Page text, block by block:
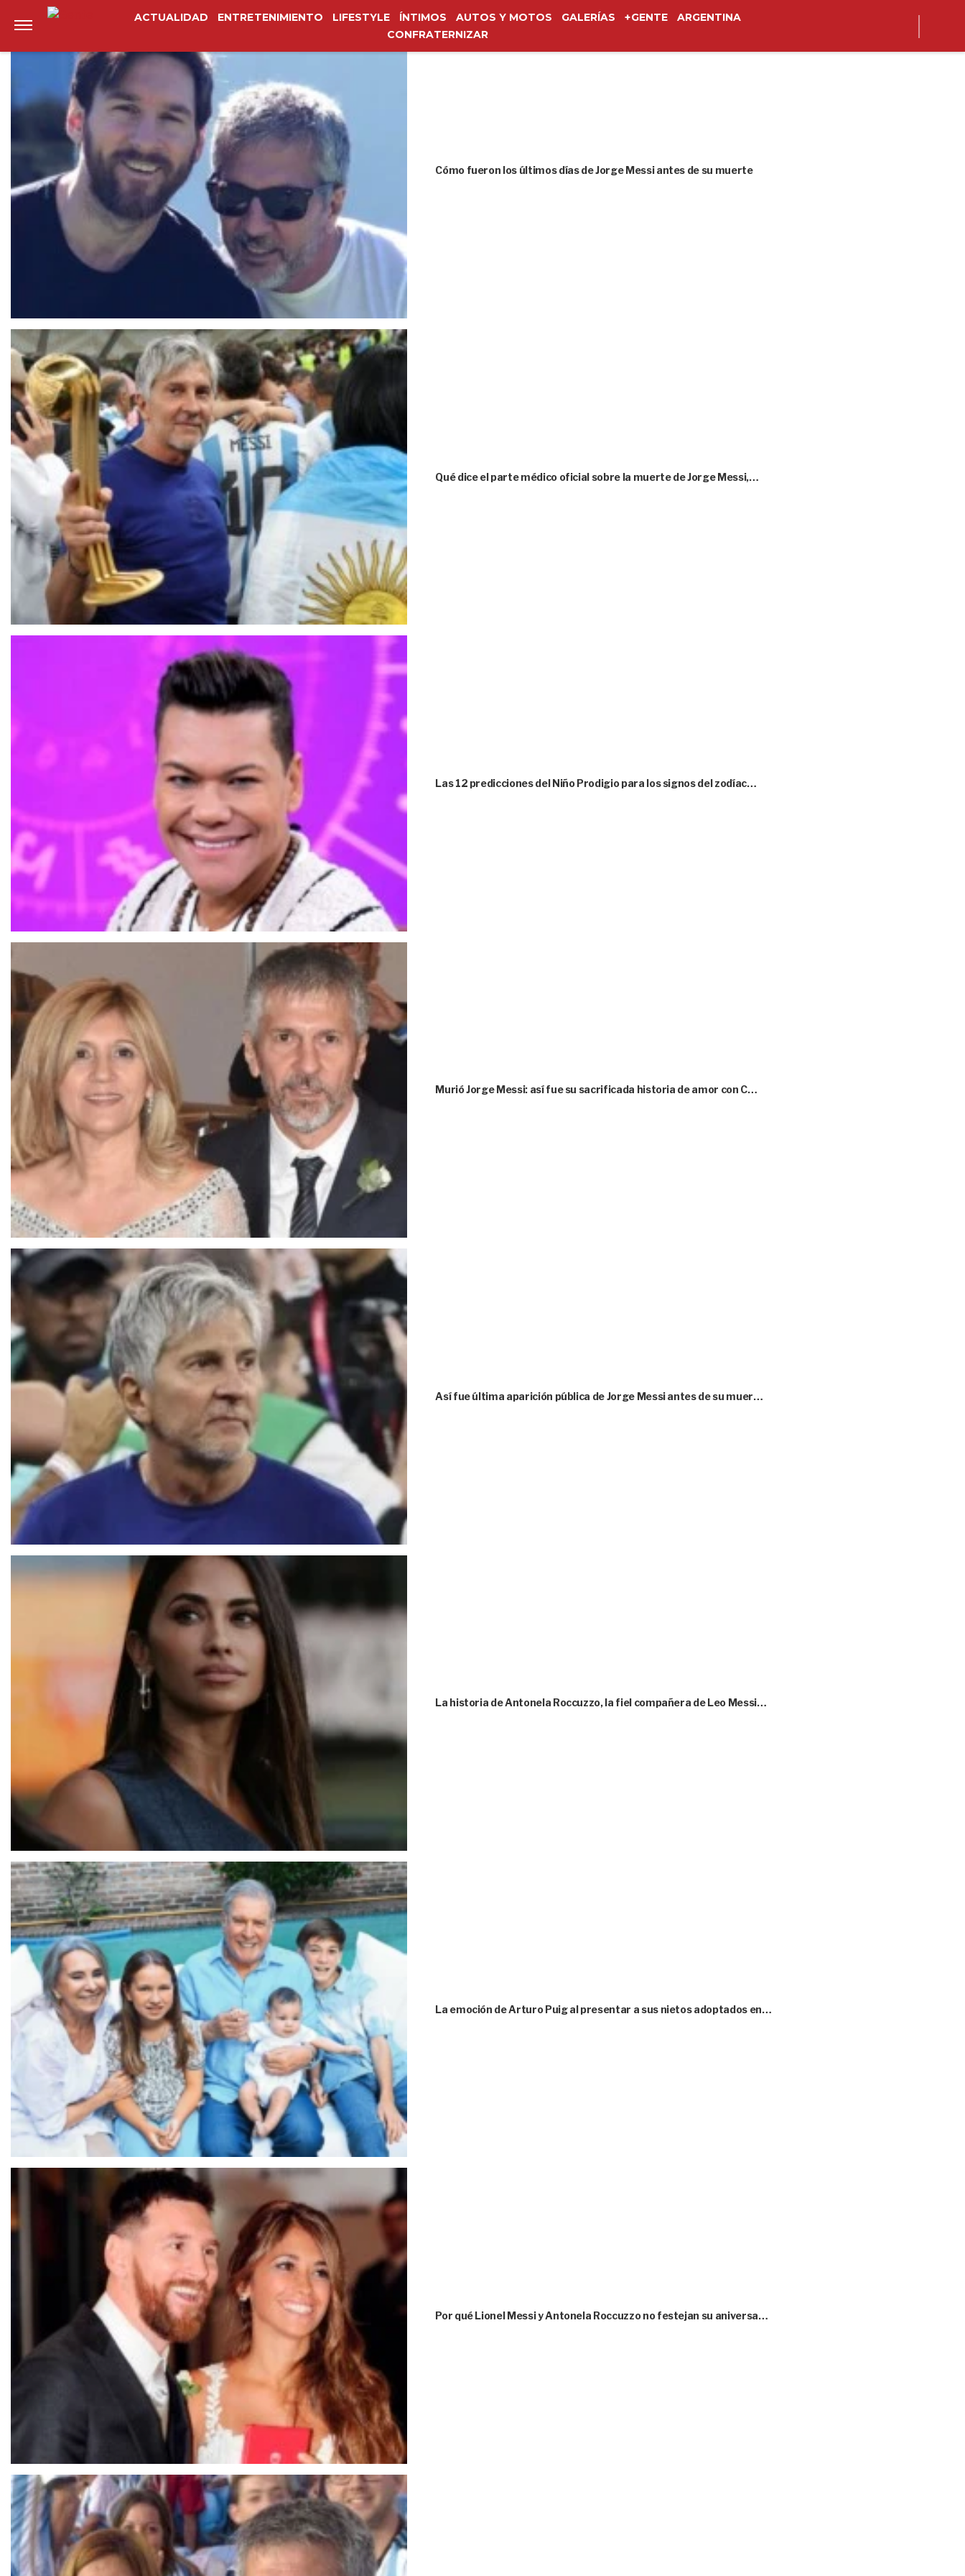
ACTUALIDAD ENTRETENIMIENTO LIFESTYLE ÍNTIMOS AUTOS Y MOTOS GALERÍAS +GENTE
ARGENTINA
CONFRATERNIZAR
Anterior
Cómo fueron los últimos días de Jorge Messi antes de su muerte
Qué dice el parte médico oficial sobre la muerte de Jorge Messi,…
Las 12 predicciones del Niño Prodigio para los signos del zodíac…
Murió Jorge Messi: así fue su sacrificada historia de amor con C…
Así fue última aparición pública de Jorge Messi antes de su muer…
La historia de Antonela Roccuzzo, la fiel compañera de Leo Messi…
La emoción de Arturo Puig al presentar a sus nietos adoptados en…
Por qué Lionel Messi y Antonela Roccuzzo no festejan su aniversa…
Siguiente